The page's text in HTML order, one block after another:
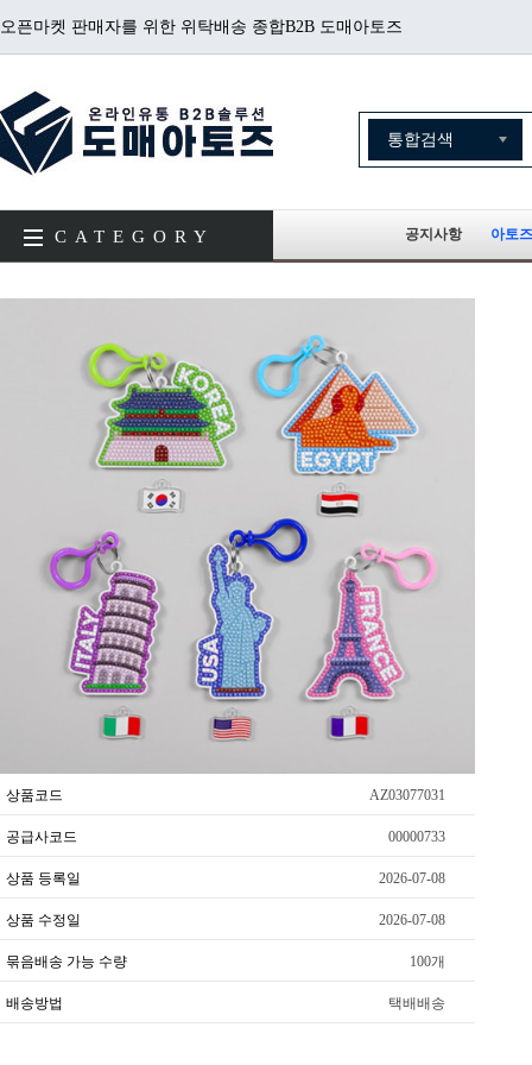
오픈마켓 판매자를 위한 위탁배송 종합B2B 도매아토즈
CATEGORY 공지사항 아토
상품코드 AZ03077031
공급사코드 00000733
상품 등록일 2026-07-08
상품 수정일 2026-07-08
묶음배송 가능 수량 100개
배송방법 택배배송